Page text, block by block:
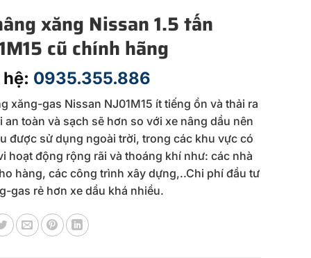
xăng Nissan 1.5 tấn
cũ chính hãng
0935.355.886
xăng-gas Nissan NJ01M15 ít tiếng ồn và thải ra
an toàn và sạch sẽ hơn so với xe nâng dầu nên
được sử dụng ngoài trời, trong các khu vực có
hoạt động rộng rãi và thoáng khí như: các nhà
hàng, các công trình xây dựng,..Chi phí đầu tư
gas rẻ hơn xe dầu khá nhiều.